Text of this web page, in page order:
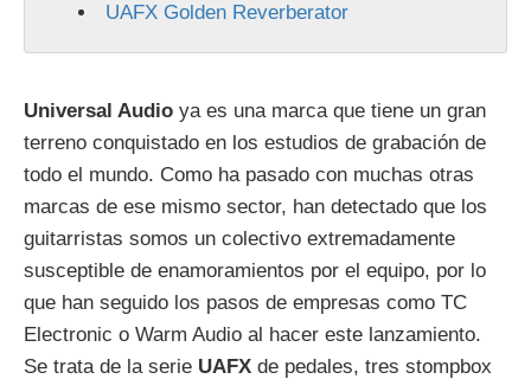
UAFX Golden Reverberator
Universal Audio ya es una marca que tiene un gran
terreno conquistado en los estudios de grabación de
todo el mundo. Como ha pasado con muchas otras
marcas de ese mismo sector, han detectado que los
guitarristas somos un colectivo extremadamente
susceptible de enamoramientos por el equipo, por lo
que han seguido los pasos de empresas como TC
Electronic o Warm Audio al hacer este lanzamiento.
Se trata de la serie UAFX de pedales, tres stompbox